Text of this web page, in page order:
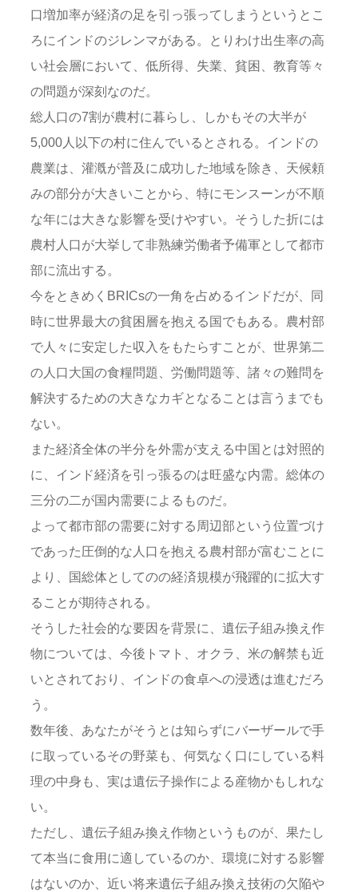
口増加率が経済の足を引っ張ってしまうというとこ
ろにインドのジレンマがある。とりわけ出生率の高
い社会層において、低所得、失業、貧困、教育等々
の問題が深刻なのだ。
総人口の7割が農村に暮らし、しかもその大半が
5,000人以下の村に住んでいるとされる。インドの
農業は、灌漑が普及に成功した地域を除き、天候頼
みの部分が大きいことから、特にモンスーンが不順
な年には大きな影響を受けやすい。そうした折には
農村人口が大挙して非熟練労働者予備軍として都市
部に流出する。
今をときめくBRICsの一角を占めるインドだが、同
時に世界最大の貧困層を抱える国でもある。農村部
で人々に安定した収入をもたらすことが、世界第二
の人口大国の食糧問題、労働問題等、諸々の難問を
解決するための大きなカギとなることは言うまでも
ない。
また経済全体の半分を外需が支える中国とは対照的
に、インド経済を引っ張るのは旺盛な内需。総体の
三分の二が国内需要によるものだ。
よって都市部の需要に対する周辺部という位置づけ
であった圧倒的な人口を抱える農村部が富むことに
より、国総体としてのの経済規模が飛躍的に拡大す
ることが期待される。
そうした社会的な要因を背景に、遺伝子組み換え作
物については、今後トマト、オクラ、米の解禁も近
いとされており、インドの食卓への浸透は進むだろ
う。
数年後、あなたがそうとは知らずにバーザールで手
に取っているその野菜も、何気なく口にしている料
理の中身も、実は遺伝子操作による産物かもしれな
い。
ただし、遺伝子組み換え作物というものが、果たし
て本当に食用に適しているのか、環境に対する影響
はないのか、近い将来遺伝子組み換え技術の欠陥や